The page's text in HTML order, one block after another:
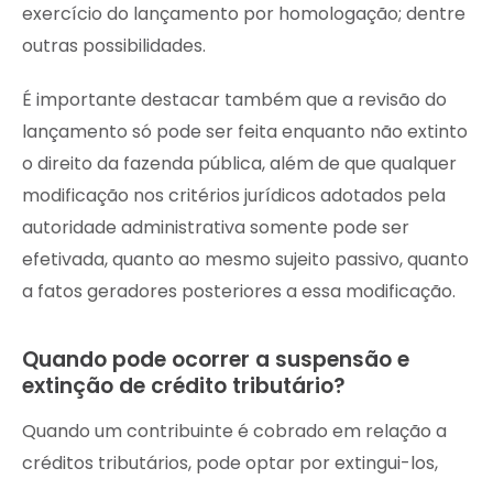
exercício do lançamento por homologação; dentre
outras possibilidades.
É importante destacar também que a revisão do
lançamento só pode ser feita enquanto não extinto
o direito da fazenda pública, além de que qualquer
modificação nos critérios jurídicos adotados pela
autoridade administrativa somente pode ser
efetivada, quanto ao mesmo sujeito passivo, quanto
a fatos geradores posteriores a essa modificação.
Quando pode ocorrer a suspensão e
extinção de crédito tributário?
Quando um contribuinte é cobrado em relação a
créditos tributários, pode optar por extingui-los,